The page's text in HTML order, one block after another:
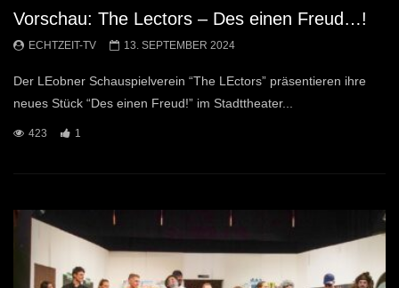
Vorschau: The Lectors – Des einen Freud…!
ECHTZEIT-TV 13. SEPTEMBER 2024
Der LEobner Schauspielverein “The LEctors” präsentieren ihre
neues Stück “Des einen Freud!” im Stadttheater...
423 1